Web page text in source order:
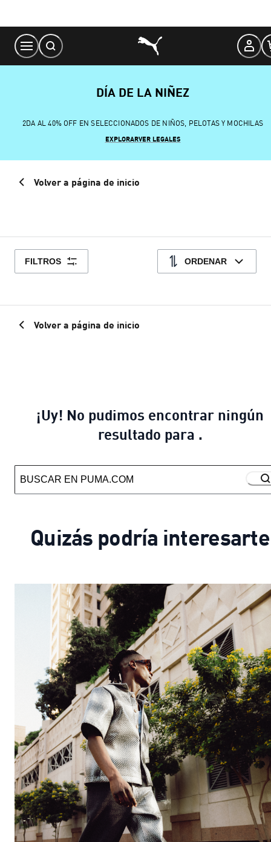
Content
DÍA DE LA NIÑEZ
2DA AL 40% OFF EN SELECCIONADOS DE NIÑOS, PELOTAS Y MOCHILAS
EXPLORARVER LEGALES
Volver a página de inicio
FILTROS ORDENAR
Volver a página de inicio
¡Uy! No pudimos encontrar ningún
resultado para .
Quizás podría interesarte